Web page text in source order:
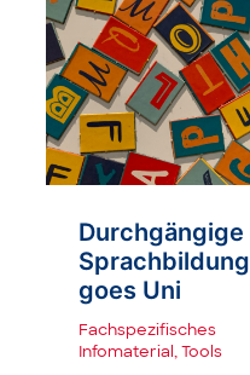
Durchgängige
Sprach­bildung
goes Uni
Fachspezifisches
Infomaterial,Tools